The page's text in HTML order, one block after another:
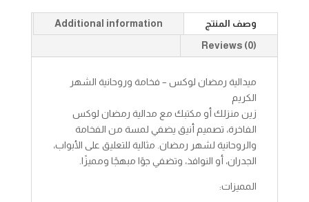
وصف المنتج
Additional information
Reviews (0)
ميدالية رمضان لوكس – فخامة وروحانية الشهر
الكريم
زين منزلك أو مكتبك مع مدالية رمضان لوكس
الفاخرة، تصميم أنيق يضفي لمسة من الفخامة
والروحانية لشهر رمضان. مثالية للتعليق على الأبواب،
الجدران، أو النوافذ، وتضفي جوًا مبهجًا ومميزًا.
المميزات: